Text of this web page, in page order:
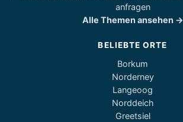
anfragen
Alle Themen ansehen →
BELIEBTE ORTE
Borkum
Norderney
Langeoog
Norddeich
Greetsiel